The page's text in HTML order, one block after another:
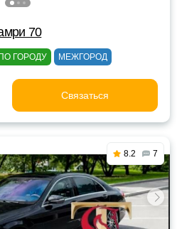
70
ПО ГОРОДУ МЕЖГОРОД
Связаться
8.2 7